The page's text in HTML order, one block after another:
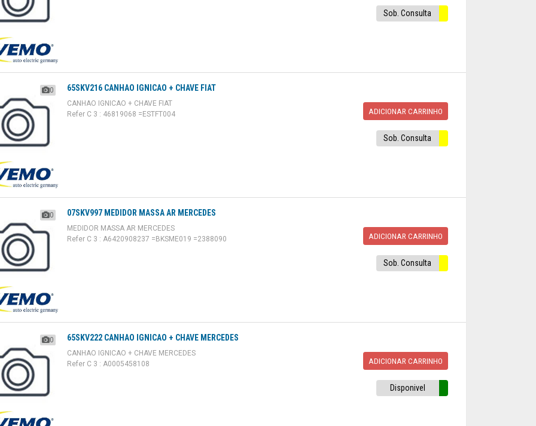
Sob. Consulta
0 65SKV216 CANHAO IGNICAO + CHAVE FIAT
CANHAO IGNICAO + CHAVE FIAT
Refer C 3 : 46819068 =ESTFT004
ADICIONAR CARRINHO
Sob. Consulta
0 07SKV997 MEDIDOR MASSA AR MERCEDES
MEDIDOR MASSA AR MERCEDES
Refer C 3 : A6420908237 =BKSME019 =2388090
ADICIONAR CARRINHO
Sob. Consulta
0 65SKV222 CANHAO IGNICAO + CHAVE MERCEDES
CANHAO IGNICAO + CHAVE MERCEDES
Refer C 3 : A0005458108
ADICIONAR CARRINHO
Disponivel